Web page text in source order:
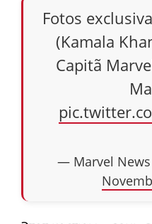
Fotos
(Kamala
Capitã
— Marvel News